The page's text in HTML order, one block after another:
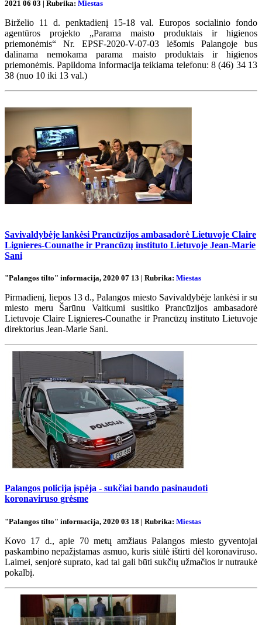
2021 06 03 | Rubrika: Miestas
Birželio 11 d. penktadienį 15-18 val. Europos socialinio fondo
agentūros projekto „Parama maisto produktais ir higienos
priemonėmis“ Nr. EPSF-2020-V-07-03 lėšomis Palangoje bus
dalinama nemokama parama maisto produktais ir higienos
priemonėmis. Papildoma informacija teikiama telefonu: 8 (46) 34 13
38 (nuo 10 iki 13 val.)
Savivaldybėje lankėsi Prancūzijos ambasadorė Lietuvoje Claire
Lignieres-Counathe ir Prancūzų instituto Lietuvoje Jean-Marie
Sani
"Palangos tilto" informacija, 2020 07 13 | Rubrika: Miestas
Pirmadienį, liepos 13 d., Palangos miesto Savivaldybėje lankėsi ir su
miesto meru Šarūnu Vaitkumi susitiko Prancūzijos ambasadorė
Lietuvoje Claire Lignieres-Counathe ir Prancūzų instituto Lietuvoje
direktorius Jean-Marie Sani.
Palangos policija įspėja - sukčiai bando pasinaudoti
koronaviruso grėsme
"Palangos tilto" informacija, 2020 03 18 | Rubrika: Miestas
Kovo 17 d., apie 70 metų amžiaus Palangos miesto gyventojai
paskambino nepažįstamas asmuo, kuris siūlė ištirti dėl koronaviruso.
Laimei, senjorė suprato, kad tai gali būti sukčių užmačios ir nutraukė
pokalbį.